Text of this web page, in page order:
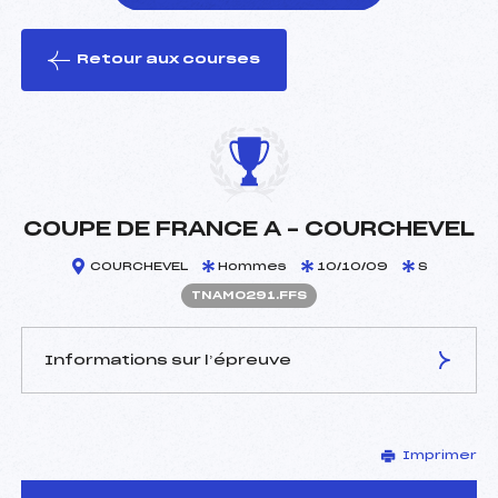
le ski
Retour aux courses
COUPE DE FRANCE A – COURCHEVEL
COURCHEVEL Hommes 10/10/09 S
TNAM0291.FFS
Informations sur l’épreuve
MALEC PASCAL (SA)
Délégué Technique :
GAILLARD JACQUES (DA)
Imprimer